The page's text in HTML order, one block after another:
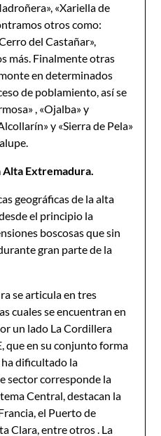
«Xariella de
otros como:
del Castañar»,
más. Finalmente otras
en determinados
de poblamiento, así se
, «Ojalba» y
y «Sierra de Pela»
Alta Extremadura.
geográficas de la alta
el principio la
boscosas que sin
gran parte de la
se articula en tres
cuales se encuentran en
un lado La Cordillera
que en su conjunto forma
dificultado la
sector corresponde la
Central, destacan la
el Puerto de
Clara, entre otros . La